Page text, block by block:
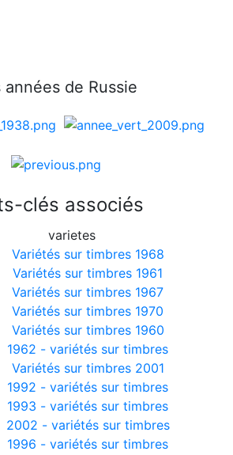
années de Russie
clés associés
varietes
Variétés sur timbres 1968
Variétés sur timbres 1961
Variétés sur timbres 1967
Variétés sur timbres 1970
Variétés sur timbres 1960
1962 - variétés sur timbres
Variétés sur timbres 2001
1992 - variétés sur timbres
1993 - variétés sur timbres
2002 - variétés sur timbres
1996 - variétés sur timbres